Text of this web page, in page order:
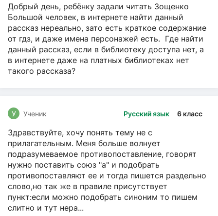
Добрый день, ребёнку задали читать Зощенко
Большой человек, в интернете найти данный
рассказ нереально, зато есть краткое содержание
от гдз, и даже имена персонажей есть. Где найти
данный рассказ, если в библиотеку доступа нет, а
в интернете даже на платных библиотеках нет
такого рассказа?
Русский язык 6 класс
У Ученик
Здравствуйте, хочу понять тему не с
прилагательным. Меня больше волнует
подразумеваемое противопоставление, говорят
нужно поставить союз "а" и подобрать
противопоставляют ее и тогда пишется раздельно
слово,но так же в правиле присутствует
пункт:если можно подобрать синоним то пишем
слитно и тут нера...